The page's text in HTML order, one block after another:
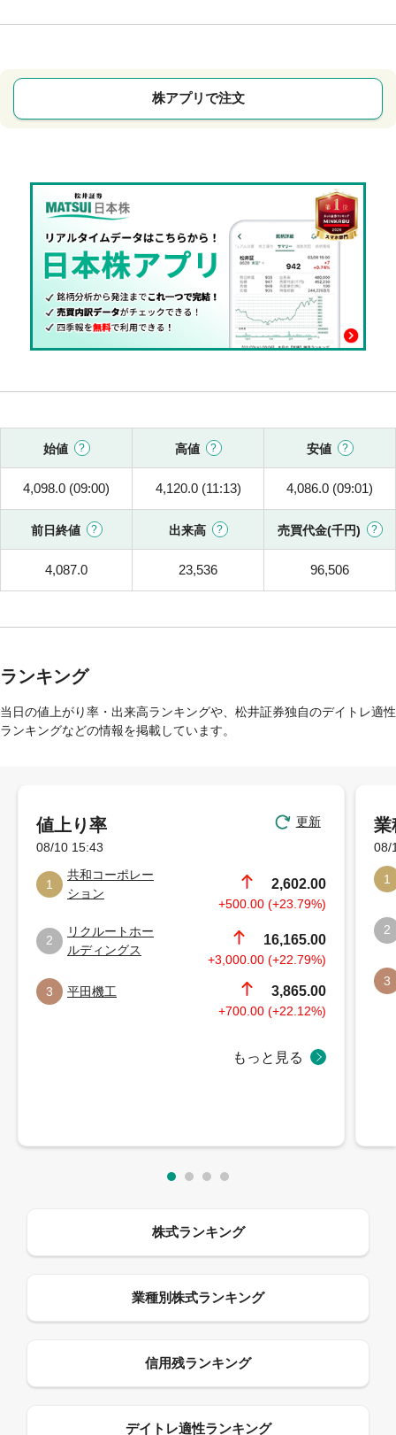
株アプリで注文
始値 高値 安値
4,098.0 (09:00) 4,120.0 (11:13) 4,086.0 (09:01)
前日終値 出来高 売買代金(千円)
4,087.0 23,536 96,506
ランキング
当日の値上がり率・出来高ランキングや、松井証券独自のデイトレ適性
ランキングなどの情報を掲載しています。